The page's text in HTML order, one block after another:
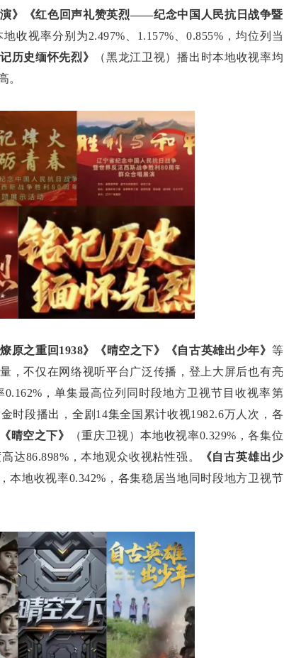
》《红色回声礼赞英烈——纪念中国人民抗日战争暨
地收视率分别为2.497%、1.157%、0.855%，均位列当
记历史缅怀先烈》
（黑龙江卫视）播出时本地收视率均
。
原之重回1938》《晴空之下》《自古英雄出少年》 等
，不仅在网络视听平台广泛传播，登上大屏后也有亮
0.162%，单集最高位列同时段地方卫视节目收视率第
时段播出，全剧14集全国累计收视1982.6万人次，各
《晴空之下》
（重庆卫视）本地收视率0.329%，各集位
达86.898%，本地观众收视粘性强。
《自古英雄出少
本地收视率0.342%，各集稳居当地同时段地方卫视节